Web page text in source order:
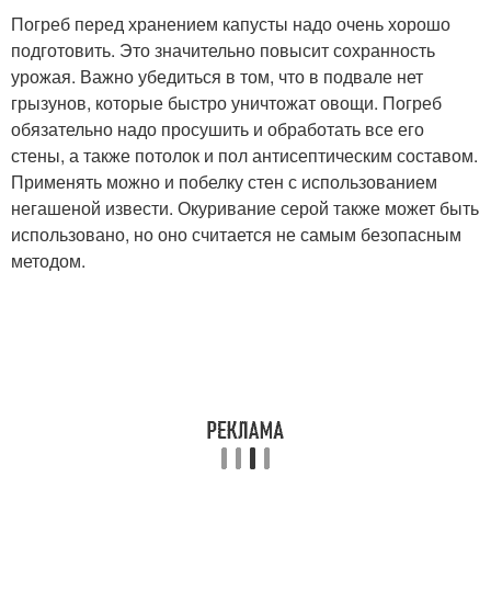
Погреб перед хранением капусты надо очень хорошо
подготовить. Это значительно повысит сохранность
урожая. Важно убедиться в том, что в подвале нет
грызунов, которые быстро уничтожат овощи. Погреб
обязательно надо просушить и обработать все его
стены, а также потолок и пол антисептическим составом.
Применять можно и побелку стен с использованием
негашеной извести. Окуривание серой также может быть
использовано, но оно считается не самым безопасным
методом.